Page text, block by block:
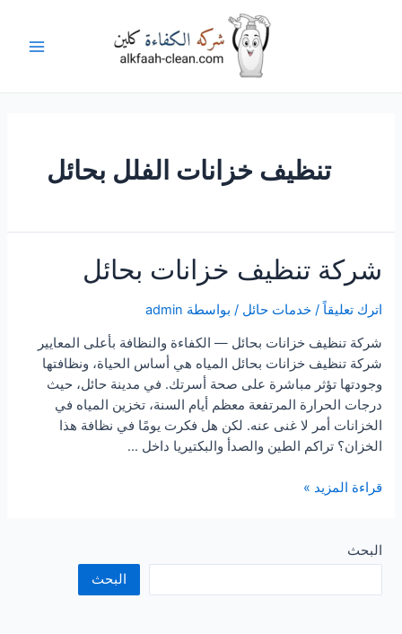
تنظيف خزانات الفلل بحائل
شركة تنظيف خزانات بحائل
اترك تعليقاً /خدمات حائل / بواسطة admin
شركة تنظيف خزانات بحائل — الكفاءة والنظافة بأعلى المعايير
شركة تنظيف خزانات بحائل المياه هي أساس الحياة، ونظافتها
وجودتها تؤثر مباشرة على صحة أسرتك. في مدينة حائل، حيث
درجات الحرارة المرتفعة معظم أيام السنة، تخزين المياه في
الخزانات أمر لا غنى عنه. لكن هل فكرت يومًا في نظافة هذا
الخزان؟ تراكم الطين والصدأ والبكتيريا داخل …
شركة
بحائل
قراءة المزيد »
البحث
البحث